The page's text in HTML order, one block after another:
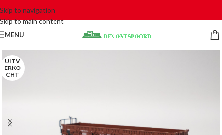
Skip to navigation
Skip to main content
MENU
UITV
ERKO
CHT